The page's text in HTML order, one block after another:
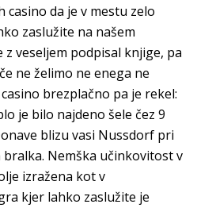
da je v mestu zelo
zaslužite na našem
veseljem podpisal knjige, pa
ne želimo ne enega ne
brezplačno pa je rekel:
je bilo najdeno šele čez 9
blizu vasi Nussdorf pri
bralka. Nemška učinkovitost v
izražena kot v
kjer lahko zaslužite je